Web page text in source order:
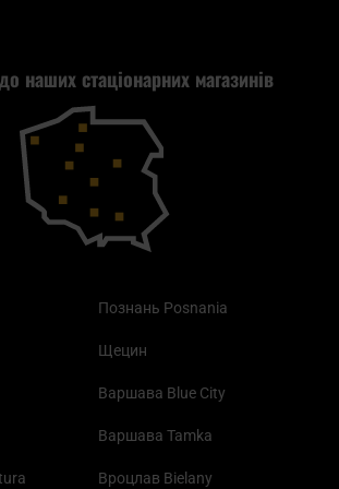
наших стаціонарних магазинів
Познань Posnania
Щецин
Варшава Blue City
Варшава Tamka
Вроцлав Bielany
таке?
від смогу?
мішки на осінь